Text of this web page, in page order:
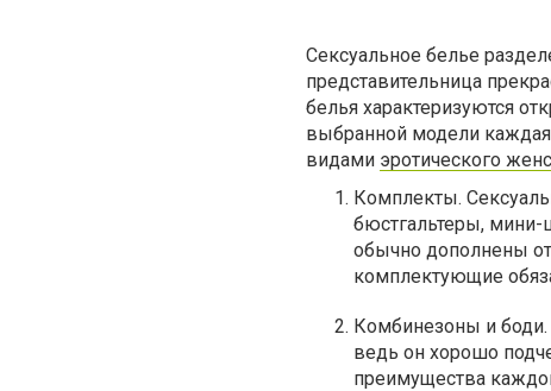
Сексуальное белье
представительница
белья характеризуются
выбранной модели
видами эротического
Комплекты.
бюстгальтеры, мини-
обычно дополнены
комплектующие
Комбинезоны и боди.
ведь он хорошо
преимущества